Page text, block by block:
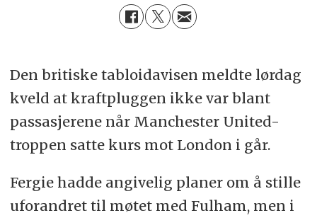
Den britiske tabloidavisen meldte lørdag
kveld at kraftpluggen ikke var blant
passasjerene når Manchester United-
troppen satte kurs mot London i går.
Fergie hadde angivelig planer om å stille
uforandret til møtet med Fulham, men i